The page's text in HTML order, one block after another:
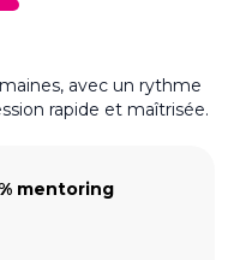
via l’analyse
le SEO et le
complète
avec un rythme
rapide et maîtrisée.
mentoring